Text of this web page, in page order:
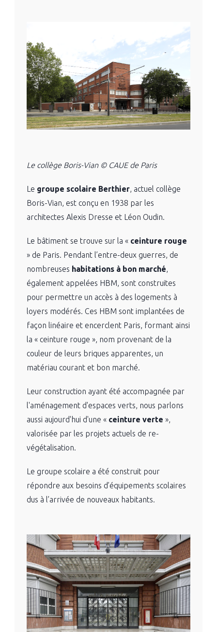
Le collège Boris-Vian © CAUE de Paris
Le groupe scolaire Berthier, actuel collège
Boris-Vian, est conçu en 1938 par les
architectes Alexis Dresse et Léon Oudin.
Le bâtiment se trouve sur la « ceinture rouge
» de Paris. Pendant l’entre-deux guerres, de
nombreuses habitations à bon marché,
également appelées HBM, sont construites
pour permettre un accès à des logements à
loyers modérés. Ces HBM sont implantées de
façon linéaire et encerclent Paris, formant ainsi
la « ceinture rouge », nom provenant de la
couleur de leurs briques apparentes, un
matériau courant et bon marché.
Leur construction ayant été accompagnée par
l'aménagement d'espaces verts, nous parlons
aussi aujourd'hui d'une « ceinture verte »,
valorisée par les projets actuels de re-
végétalisation.
Le groupe scolaire a été construit pour
répondre aux besoins d’équipements scolaires
dus à l’arrivée de nouveaux habitants.